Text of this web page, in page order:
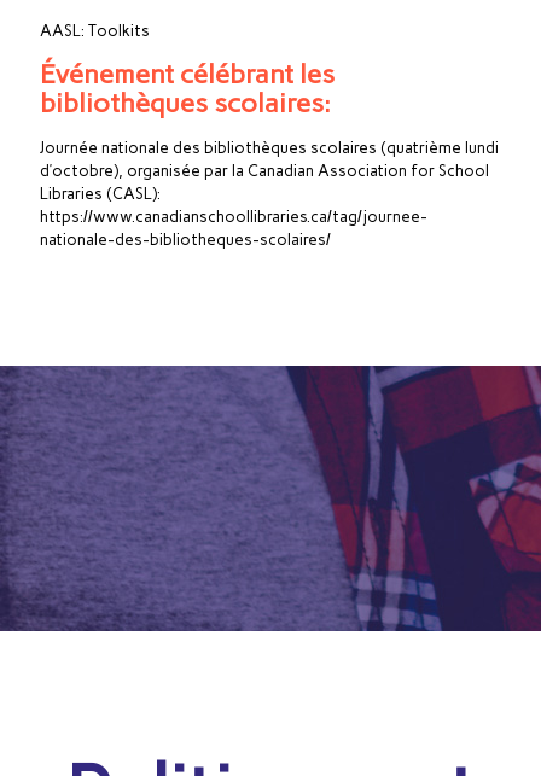
AASL: Toolkits
Événement célébrant les
bibliothèques scolaires:
Journée nationale des bibliothèques scolaires (quatrième lundi
d’octobre), organisée par la Canadian Association for School
Libraries (CASL):
https://www.canadianschoollibraries.ca/tag/journee-
nationale-des-bibliotheques-scolaires/